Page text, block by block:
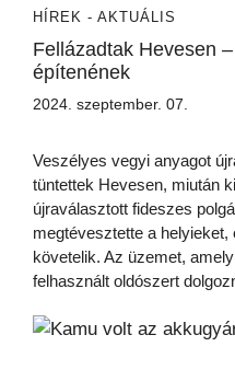
HÍREK - AKTUÁLIS
Fellázadtak Hevesen
építenének
2024. szeptember. 07.
Veszélyes vegyi anyagot
tüntettek Hevesen, miután
újraválasztott fideszes
megtévesztette a
követelik. Az üzemet,
felhasznált oldószert